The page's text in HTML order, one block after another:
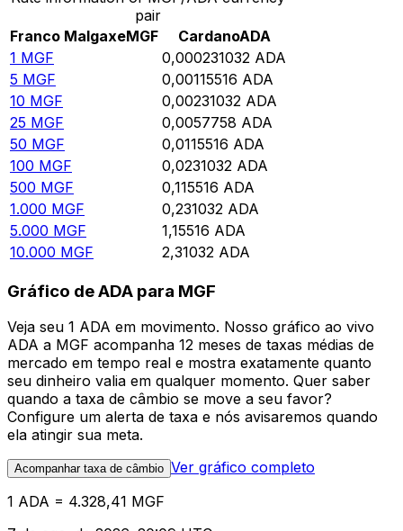
pair
Franco MalgaxeMGF CardanoADA
1 MGF 0,000231032 ADA
5 MGF 0,00115516 ADA
10 MGF 0,00231032 ADA
25 MGF 0,0057758 ADA
50 MGF 0,0115516 ADA
100 MGF 0,0231032 ADA
500 MGF 0,115516 ADA
1.000 MGF 0,231032 ADA
5.000 MGF 1,15516 ADA
10.000 MGF 2,31032 ADA
Gráfico de ADA para MGF
Veja seu 1 ADA em movimento. Nosso gráfico ao vivo
ADA a MGF acompanha 12 meses de taxas médias de
mercado em tempo real e mostra exatamente quanto
seu dinheiro valia em qualquer momento. Quer saber
quando a taxa de câmbio se move a seu favor?
Configure um alerta de taxa e nós avisaremos quando
ela atingir sua meta.
Acompanhar taxa de câmbio Ver gráfico completo
1 ADA = 4.328,41 MGF